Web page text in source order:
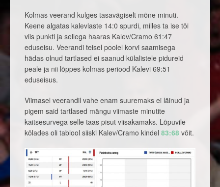
Kolmas veerand kulges tasavägiselt mõne minuti.
Keene algatas kalevlaste 14:0 spurdi, milles ta ise tõi
viis punkti ja sellega haaras Kalev/Cramo 61:47
eduseisu. Veerandi teisel poolel korvi saamisega
hädas olnud tartlased ei saanud külalistele pidureid
peale ja nii lõppes kolmas periood Kalevi 69:51
eduseisus.
Viimasel veerandil vahe enam suuremaks ei läinud ja
pigem said tartlased mängu viimaste minutite
kaitsesurvega selle taas pisut viisakamaks. Lõpuvile
kõlades oli tablool siiski Kalev/Cramo kindel 83:68 võit.